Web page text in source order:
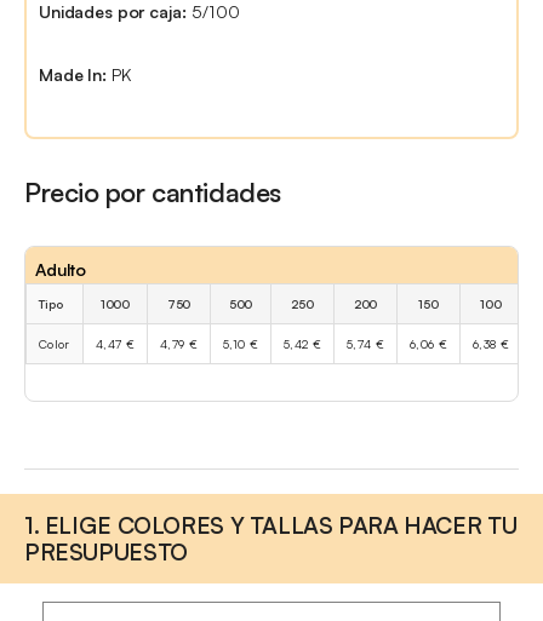
Unidades por caja: 5/100
Made In: PK
Precio por cantidades
Adulto
Tipo 1000 750 500 250 200 150 100
Color 4,47 € 4,79 € 5,10 € 5,42 € 5,74 € 6,06 € 6,38 €
1. ELIGE COLORES Y TALLAS PARA HACER TU
PRESUPUESTO